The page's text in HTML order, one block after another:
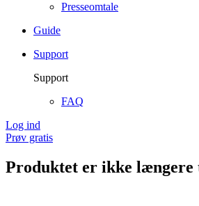
Presseomtale
Guide
Support
Support
FAQ
Log ind
Prøv gratis
Produktet er ikke